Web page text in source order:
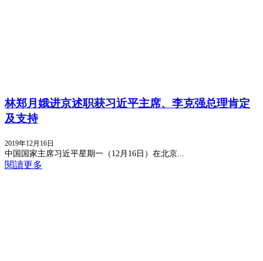
林郑月娥进京述职获习近平主席、李克强总理肯定
及支持
2019年12月16日
中国国家主席习近平星期一（12月16日）在北京...
閱讀更多